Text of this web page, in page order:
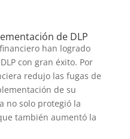
de DLP
han logrado
con gran éxito. Por
redujo las fugas de
de su
no solo protegió la
también aumentó la